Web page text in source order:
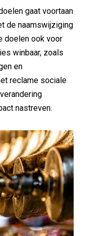
gaat voortaan
de naamswijziging
doelen ook voor
winbaar, zoals
en
reclame sociale
nastreven.